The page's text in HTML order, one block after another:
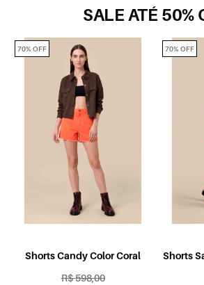
SALE ATÉ 50%
Shorts Candy Color Coral
R$ 598,00
70% OFF
Shorts
70% OFF